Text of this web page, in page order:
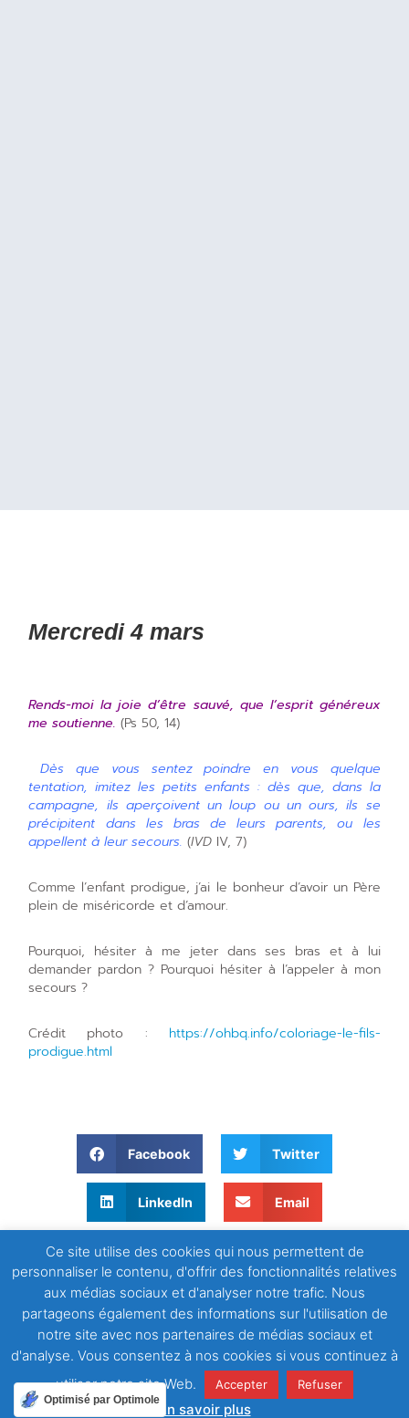
Mercredi 4 mars
Rends-moi la joie d’être sauvé, que l’esprit généreux
me soutienne. (Ps 50, 14)
Dès que vous sentez poindre en vous quelque
tentation, imitez les petits enfants : dès que, dans la
campagne, ils aperçoivent un loup ou un ours, ils se
précipitent dans les bras de leurs parents, ou les
appellent à leur secours. (IVD IV, 7)
Comme l’enfant prodigue, j’ai le bonheur d’avoir un Père
plein de miséricorde et d’amour.
Pourquoi, hésiter à me jeter dans ses bras et à lui
demander pardon ? Pourquoi hésiter à l’appeler à mon
secours ?
Crédit photo : https://ohbq.info/coloriage-le-fils-
prodigue.html
Facebook Twitter
LinkedIn Email
WhatsApp
Ce site utilise des cookies qui nous permettent de
personnaliser le contenu, d'offrir des fonctionnalités relatives
aux médias sociaux et d'analyser notre trafic. Nous
partageons également des informations sur l'utilisation de
notre site avec nos partenaires de médias sociaux et
d'analyse. Vous consentez à nos cookies si vous continuez à
utiliser notre site Web.
Accepter Refuser
En savoir plus
Optimisé par Optimole